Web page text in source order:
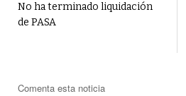
No ha terminado liquidación
de PASA
Comenta esta noticia